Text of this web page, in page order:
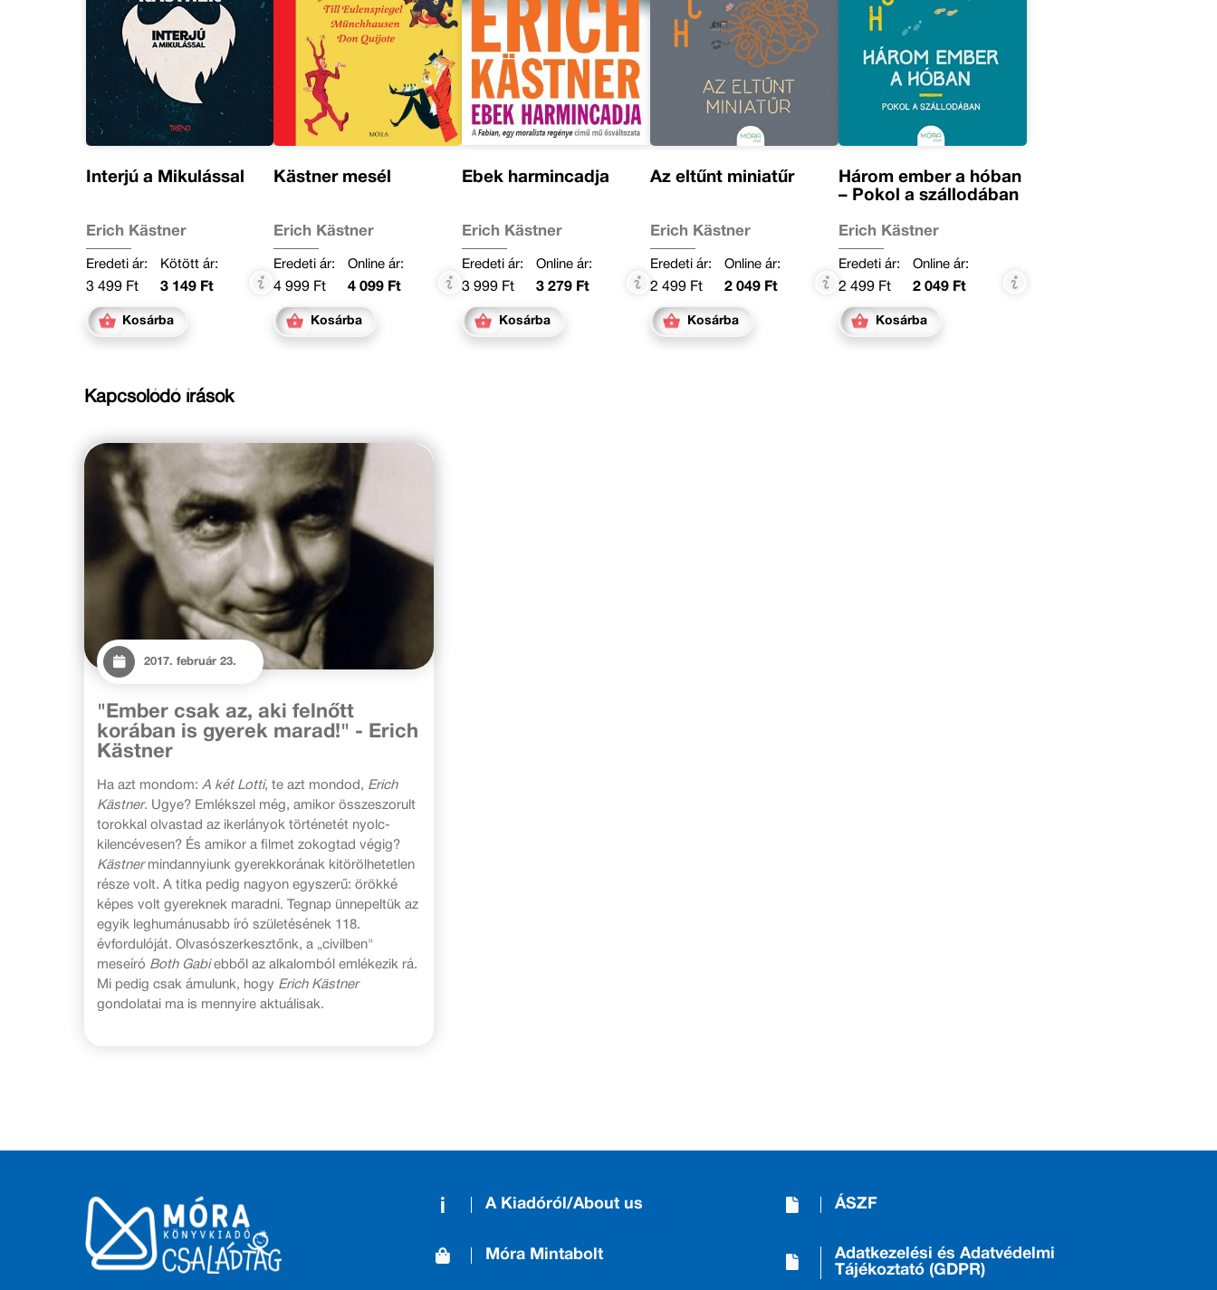
Interjú a Mikulással
Erich Kästner
Eredeti ár:
3 499 Ft
Kötött ár:
3 149 Ft
Kosárba
Kästner mesél
Erich Kästner
Eredeti ár:
4 999 Ft
Online ár:
4 099 Ft
Kosárba
Ebek harmincadja
Erich Kästner
Eredeti ár:
3 999 Ft
Online ár:
3 279 Ft
Kosárba
Az eltűnt miniatűr
Erich Kästner
Eredeti ár:
2 499 Ft
Online ár:
2 049 Ft
Kosárba
Három ember a hóban
– Pokol a szállodában
Erich Kästner
Eredeti ár:
2 499 Ft
Online ár:
2 049 Ft
Kosárba
Kapcsolódó írások
2017. február 23.
"Ember csak az, aki felnőtt
korában is gyerek marad!" - Erich
Kästner
Ha azt mondom: A két Lotti, te azt mondod, Erich
Kästner. Ugye? Emlékszel még, amikor összeszorult
torokkal olvastad az ikerlányok történetét nyolc-
kilencévesen? És amikor a filmet zokogtad végig?
Kästnermindannyiunk gyerekkorának kitörölhetetlen
része volt. A titka pedig nagyon egyszerű: örökké
képes volt gyereknek maradni. Tegnap ünnepeltük az
egyik leghumánusabb író születésének 118.
évfordulóját. Olvasószerkesztőnk, a „civilben"
meseíró Both Gabiebből az alkalomból emlékezik rá.
Mi pedig csak ámulunk, hogy Erich Kästner
gondolatai ma is mennyire aktuálisak.
A Kiadóról/About us
Móra Mintabolt
ÁSZF
Adatkezelési és Adatvédelmi
Tájékoztató (GDPR)